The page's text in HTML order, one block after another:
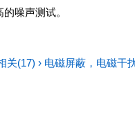
的噪声测试。
关(17) › 电磁屏蔽，电磁干